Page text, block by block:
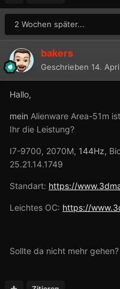
2 Wochen später...
bakers
Geschrieben 14.
Hallo,
mein Alienware Area-51m
Ihr die Leistung?
I7-9700, 2070M, 144Hz,
25.21.14.1749
Standart: https://
Leichtes OC: https://
Sollte da nicht mehr gehen?